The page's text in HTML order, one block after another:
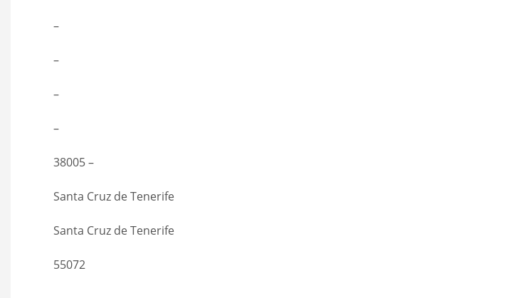
–
–
–
–
38005 –
Santa Cruz de Tenerife
Santa Cruz de Tenerife
55072